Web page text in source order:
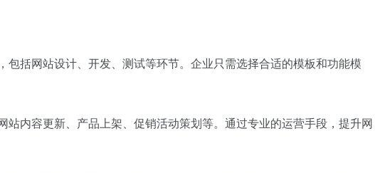
包括网站设计、开发、测试等环节。企业只需选择合适的模板和功能模
内容更新、产品上架、促销活动策划等。通过专业的运营手段，提升网